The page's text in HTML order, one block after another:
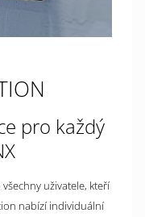
pro každý
uživatele, kteří
nabízí individuální